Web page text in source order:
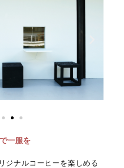
一服を
ジナルコーヒーを楽しめる